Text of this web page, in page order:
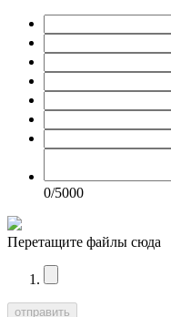
0/5000
Перетащите файлы сюда